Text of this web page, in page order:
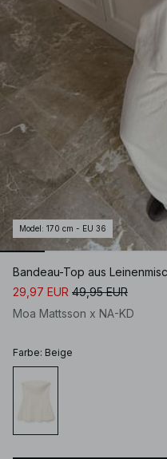
Model : 170 cm - EU 36
Bandeau-Top aus
29,97 EUR 49,95 EUR
Moa Mattsson x NA-KD
Farbe: Beige